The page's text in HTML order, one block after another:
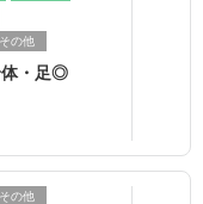
その他
体・足◎
その他